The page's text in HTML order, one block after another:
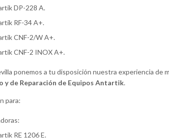
DP-228 A.
RF-34 A+.
CNF-2/W A+.
CNF-2 INOX A+.
ponemos a tu disposición nuestra experiencia de
y de Reparación de Equipos Antartik.
para:
RE 1206 E.
    
les llamé, nada que objetar, simplemente vinieron y
revisaron mi lavadora, la repararon, les pagué y todos
la atención recibida y enhorabuena al técnico Jesus